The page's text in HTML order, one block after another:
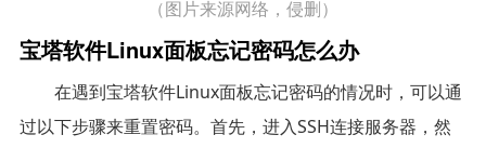
（图片来源网络，侵删）
宝塔软件Linux面板忘记密码怎么办
在遇到宝塔软件Linux面板忘记密码的情况时，可以通
过以下步骤来重置密码。首先，进入SSH连接服务器，然